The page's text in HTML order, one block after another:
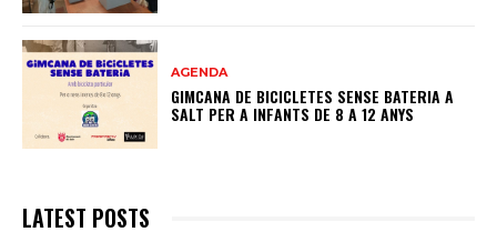
AGENDA
GIMCANA DE BICICLETES SENSE BATERIA A
SALT PER A INFANTS DE 8 A 12 ANYS
LATEST POSTS